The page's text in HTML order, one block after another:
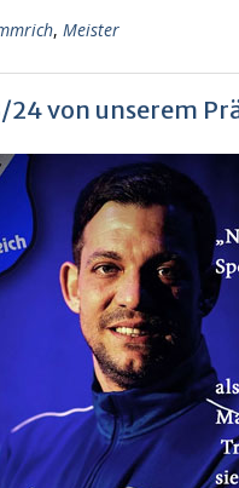
, Meister
24 von unserem